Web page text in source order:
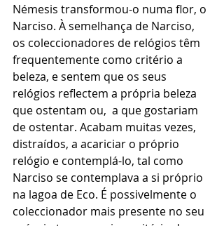
Némesis transformou-o numa flor, o
Narciso. À semelhança de Narciso,
os coleccionadores de relógios têm
frequentemente como critério a
beleza, e sentem que os seus
relógios reflectem a própria beleza
que ostentam ou,  a que gostariam
de ostentar. Acabam muitas vezes,
distraídos, a acariciar o próprio
relógio e contemplá-lo, tal como
Narciso se contemplava a si próprio
na lagoa de Eco. É possivelmente o
coleccionador mais presente no seu